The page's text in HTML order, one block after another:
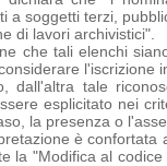
a soggetti terzi,
di lavori archivistici".
che tali elenchi
l'iscrizione
dall'altra tale
esplicitato nei
la presenza o
è confortata
la "Modifica al